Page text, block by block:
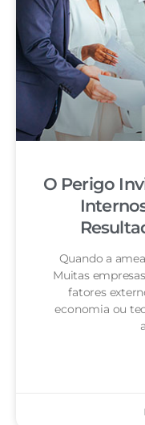
O Perigo
Quando a
Muitas
fatores
economia ou